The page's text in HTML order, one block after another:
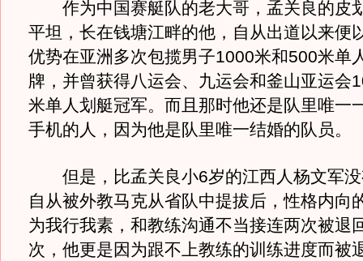
作为中国赛艇队的老大哥，孟关良的皮
平坦，长在钱塘江畔的他，自从出道以来便
优势在亚洲多次包揽男子1000米和500米单
牌，并曾获得八运会、九运会和釜山亚运会
米单人划艇冠军。而且那时他还是队里唯一
手机的人，因为他是队里唯一结婚的队员。
但是，比孟关良小6岁的江西人杨文军没
自从被外教马克从省队中提拔后，性格内向
为我行我素，和教练沟通不当接连两次被退
次，他更是因为跟不上教练的训练进度而被